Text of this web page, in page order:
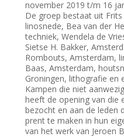
november 2019 t/m 16
De groep bestaat uit
linosnede, Bea van der
techniek, Wendela de
Sietse H. Bakker,
Rombouts, Amsterdam,
Baas, Amsterdam,
Groningen, lithografie en
Kampen die niet
heeft de opening van die
bezocht en aan de leden
prent te maken in hun
van het werk van Jeroen